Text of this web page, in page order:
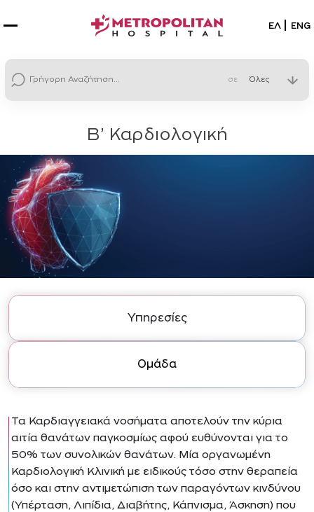
ΕΛ ENG
σε
Β’ Καρδιολογική
Υπηρεσίες
Ομάδα
Τα Καρδιαγγειακά νοσήματα αποτελούν την κύρια
αιτία θανάτων παγκοσμίως αφού ευθύνονται για το
50% των συνολικών θανάτων. Μία οργανωμένη
Καρδιολογική Κλινική με ειδικούς τόσο στην θεραπεία
όσο και στην αντιμετώπιση των παραγόντων κινδύνου
(Υπέρταση, Λιπίδια, Διαβήτης, Κάπνισμα, Άσκηση) που